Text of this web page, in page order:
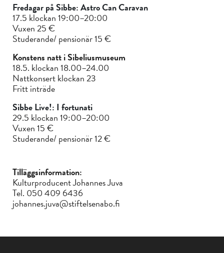
Fredagar på Sibbe: Astro Can Caravan
17.5 klockan 19:00–20:00
Vuxen 25 €
Studerande/ pensionär 15 €
Konstens natt i Sibeliusmuseum
18.5. klockan 18.00–24.00
Nattkonsert klockan 23
Fritt inträde
Sibbe Live!: I fortunati
29.5 klockan 19:00–20:00
Vuxen 15 €
Studerande/ pensionär 12 €
Tilläggsinformation:
Kulturproducent Johannes Juva
Tel. 050 409 6436
johannes.juva@stiftelsenabo.fi